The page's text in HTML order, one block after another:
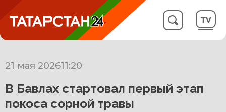
21 мая 202611:20
В Бавлах стартовал первый этап
покоса сорной травы